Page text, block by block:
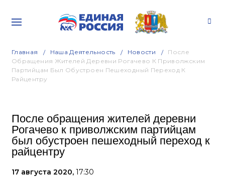
Главная Наша Деятельность Новости
После
Обращения Жителей Деревни Рогачево К Приволжским
Партийцам Был Обустроен Пешеходный Переход К
Райцентру
После обращения жителей деревни
Рогачево к приволжским партийцам
был обустроен пешеходный переход к
райцентру
17 августа 2020, 17:30